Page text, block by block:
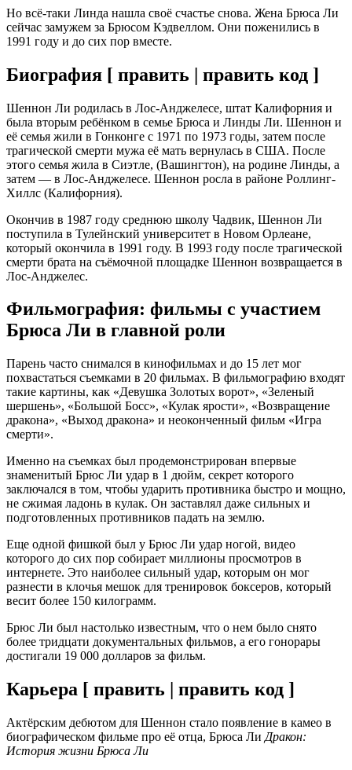
Но всё-таки Линда нашла своё счастье снова. Жена Брюса Ли
сейчас замужем за Брюсом Кэдвеллом. Они поженились в
1991 году и до сих пор вместе.
Биография [ править | править код ]
Шеннон Ли родилась в Лос-Анджелесе, штат Калифорния и
была вторым ребёнком в семье Брюса и Линды Ли. Шеннон и
её семья жили в Гонконге с 1971 по 1973 годы, затем после
трагической смерти мужа её мать вернулась в США. После
этого семья жила в Сиэтле, (Вашингтон), на родине Линды, а
затем — в Лос-Анджелесе. Шеннон росла в районе Роллинг-
Хиллс (Калифорния).
Окончив в 1987 году среднюю школу Чадвик, Шеннон Ли
поступила в Тулейнский университет в Новом Орлеане,
который окончила в 1991 году. В 1993 году после трагической
смерти брата на съёмочной площадке Шеннон возвращается в
Лос-Анджелес.
Фильмография: фильмы с участием
Брюса Ли в главной роли
Парень часто снимался в кинофильмах и до 15 лет мог
похвастаться съемками в 20 фильмах. В фильмографию входят
такие картины, как «Девушка Золотых ворот», «Зеленый
шершень», «Большой Босс», «Кулак ярости», «Возвращение
дракона», «Выход дракона» и неоконченный фильм «Игра
смерти».
Именно на съемках был продемонстрирован впервые
знаменитый Брюс Ли удар в 1 дюйм, секрет которого
заключался в том, чтобы ударить противника быстро и мощно,
не сжимая ладонь в кулак. Он заставлял даже сильных и
подготовленных противников падать на землю.
Еще одной фишкой был у Брюс Ли удар ногой, видео
которого до сих пор собирает миллионы просмотров в
интернете. Это наиболее сильный удар, которым он мог
разнести в клочья мешок для тренировок боксеров, который
весит более 150 килограмм.
Брюс Ли был настолько известным, что о нем было снято
более тридцати документальных фильмов, а его гонорары
достигали 19 000 долларов за фильм.
Карьера [ править | править код ]
Актёрским дебютом для Шеннон стало появление в камео в
биографическом фильме про её отца, Брюса Ли Дракон:
История жизни Брюса Ли